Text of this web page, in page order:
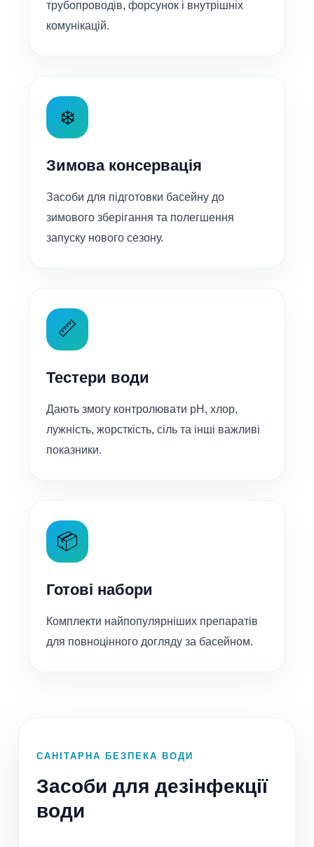
трубопроводів, форсунок і внутрішніх
комунікацій.
❄️
Зимова консервація
Засоби для підготовки басейну до
зимового зберігання та полегшення
запуску нового сезону.
📏
Тестери води
Дають змогу контролювати pH, хлор,
лужність, жорсткість, сіль та інші важливі
показники.
📦
Готові набори
Комплекти найпопулярніших препаратів
для повноцінного догляду за басейном.
САНІТАРНА БЕЗПЕКА ВОДИ
Засоби для дезінфекції
води